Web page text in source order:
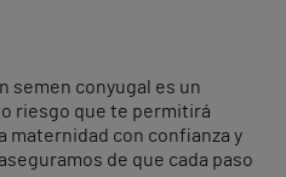
semen conyugal es un
riesgo que te permitirá
maternidad con confianza y
de que cada paso